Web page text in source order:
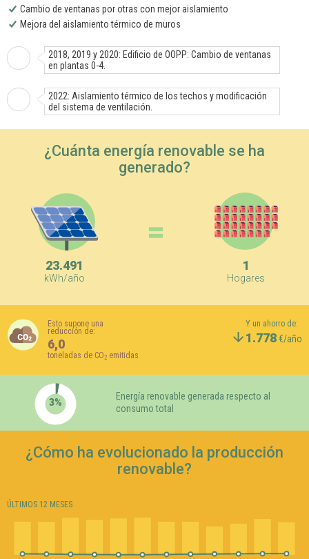
Cambio de ventanas por otras con mejor aislamiento
Mejora del aislamiento térmico de muros
2018, 2019 y 2020: Edificio de OOPP: Cambio de ventanas
en plantas 0-4.
2022: Aislamiento térmico de los techos y modificación
del sistema de ventilación.
¿Cuánta energía renovable se ha
generado?
23.491
kWh/año
1
Hogares
Esto supone una
reducción de:
6,0
toneladas de CO2 emitidas
Y un ahorro de:
1.778€/año
3%
3%
Renovables
Energía renovable generada respecto al
consumo total
¿Cómo ha evolucionado la producción
renovable?
ÚLTIMOS 12 MESES